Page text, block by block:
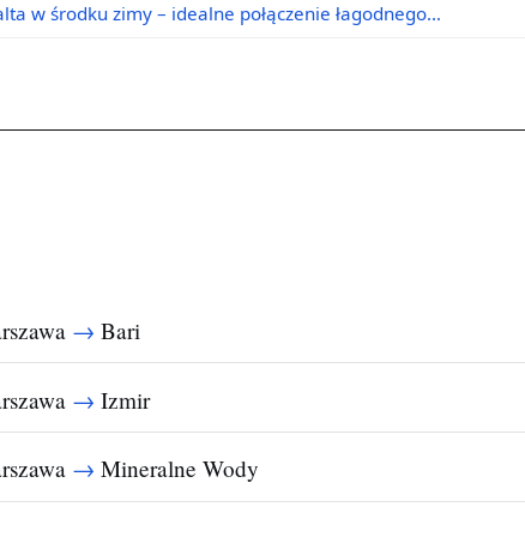
w środku zimy – idealne połączenie łagodnego…
→ Bari
→ Izmir
→ Mineralne Wody